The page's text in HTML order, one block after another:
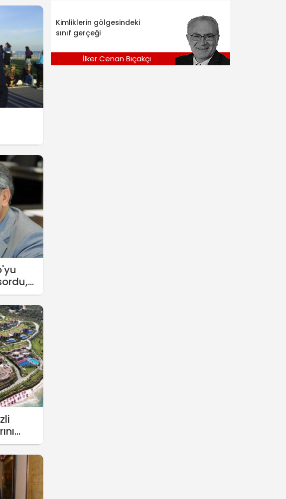
Kimliklerin gölgesindeki
sınıf gerçeği
İlker Cenan Bıçakçı